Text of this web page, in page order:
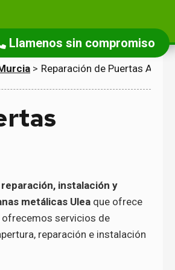
Llamenos sin compromiso
> Reparación de Puertas
instalación y
metálicas Ulea que ofrece
servicios de
reparación e instalación